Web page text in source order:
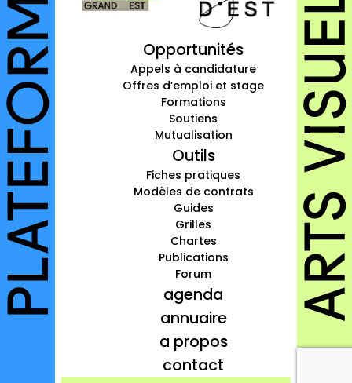
autres annuaires
à propos
contact
Connexion
Inscription
Opportunités
Appels à candidature
Offres d’emploi et stage
Formations
Soutiens
Mutualisation
Outils
Fiches pratiques
Modèles de contrats
Guides
Grilles
Chartes
Publications
Forum
agenda
annuaire
a propos
contact